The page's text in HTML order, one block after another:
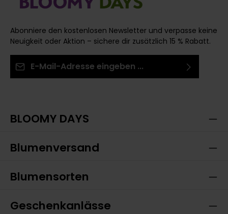
Abonniere den kostenlosen Newsletter und verpasse keine
Neuigkeit oder Aktion – sichere dir zusätzlich 15 % Rabatt.
BLOOMY DAYS
Blumenversand
Blumensorten
Geschenkanlässe